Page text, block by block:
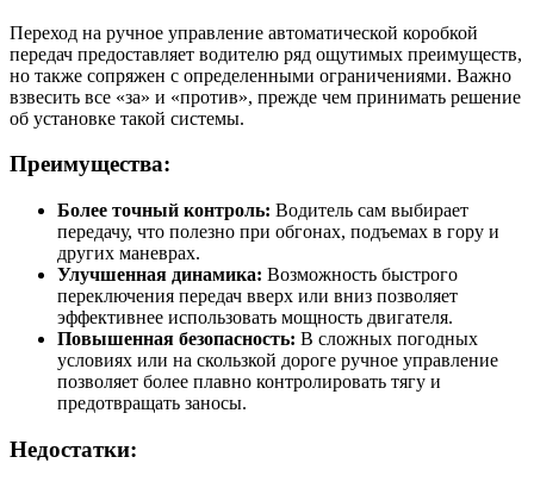
Переход на ручное управление автоматической коробкой
передач предоставляет водителю ряд ощутимых преимуществ,
но также сопряжен с определенными ограничениями. Важно
взвесить все «за» и «против», прежде чем принимать решение
об установке такой системы.
Преимущества:
Более точный контроль: Водитель сам выбирает
передачу, что полезно при обгонах, подъемах в гору и
других маневрах.
Улучшенная динамика: Возможность быстрого
переключения передач вверх или вниз позволяет
эффективнее использовать мощность двигателя.
Повышенная безопасность: В сложных погодных
условиях или на скользкой дороге ручное управление
позволяет более плавно контролировать тягу и
предотвращать заносы.
Недостатки: